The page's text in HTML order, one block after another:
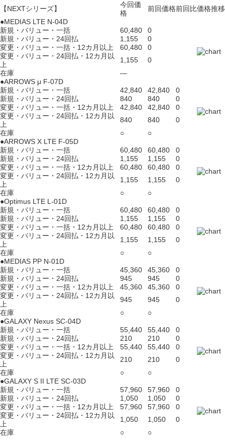
【NEXTシリーズ】
今回価
格
前回価格前回比価格推移
●MEDIAS LTE N-04D
新規・バリュー・一括
60,480
0
新規・バリュー・24回払
1,155
0
変更・バリュー・一括・12カ月以上
60,480
0
変更・バリュー・24回払・12カ月以
上
1,155
0
在庫
―
●ARROWS μ F-07D
新規・バリュー・一括
42,840 42,840
0
新規・バリュー・24回払
840 840
0
変更・バリュー・一括・12カ月以上
42,840 42,840
0
変更・バリュー・24回払・12カ月以
上
840 840
0
在庫
○
○
●ARROWS X LTE F-05D
新規・バリュー・一括
60,480 60,480
0
新規・バリュー・24回払
1,155 1,155
0
変更・バリュー・一括・12カ月以上
60,480 60,480
0
変更・バリュー・24回払・12カ月以
上
1,155 1,155
0
在庫
○
○
●Optimus LTE L-01D
新規・バリュー・一括
60,480 60,480
0
新規・バリュー・24回払
1,155 1,155
0
変更・バリュー・一括・12カ月以上
60,480 60,480
0
変更・バリュー・24回払・12カ月以
上
1,155 1,155
0
在庫
○
○
●MEDIAS PP N-01D
新規・バリュー・一括
45,360 45,360
0
新規・バリュー・24回払
945 945
0
変更・バリュー・一括・12カ月以上
45,360 45,360
0
変更・バリュー・24回払・12カ月以
上
945 945
0
在庫
○
○
●GALAXY Nexus SC-04D
新規・バリュー・一括
55,440 55,440
0
新規・バリュー・24回払
210 210
0
変更・バリュー・一括・12カ月以上
55,440 55,440
0
変更・バリュー・24回払・12カ月以
上
210 210
0
在庫
○
○
●GALAXY S II LTE SC-03D
新規・バリュー・一括
57,960 57,960
0
新規・バリュー・24回払
1,050 1,050
0
変更・バリュー・一括・12カ月以上
57,960 57,960
0
変更・バリュー・24回払・12カ月以
上
1,050 1,050
0
在庫
○ ○